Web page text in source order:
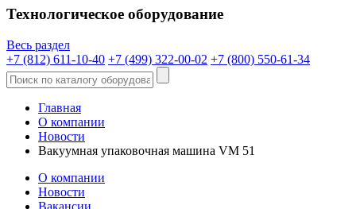
Технологическое оборудование
Весь раздел
+7 (812) 611-10-40 +7 (499) 322-00-02 +7 (800) 550-61-34
Главная
О компании
Новости
Вакуумная упаковочная машина VM 51
О компании
Новости
Вакансии